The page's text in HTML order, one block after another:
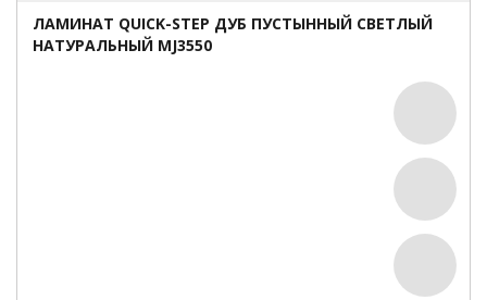
ЛАМИНАТ QUICK-STEP ДУБ ПУСТЫННЫЙ СВЕТЛЫЙ
НАТУРАЛЬНЫЙ MJ3550